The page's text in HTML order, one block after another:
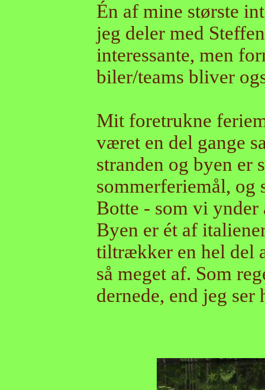
Én af mine største
jeg deler med
interessante, men
biler/teams bliver
Mit foretrukne
været en del gange
stranden og byen er
sommerferiemål, og
Botte - som vi ynder
Byen er ét af
tiltrækker en hel del
så meget af. Som
dernede, end jeg ser